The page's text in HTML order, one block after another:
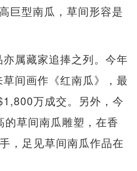
巨型南瓜，草间形容是
属藏家追捧之列。今年
间画作《红南瓜》，最
万成交。另外，今
草间南瓜雕塑，在香
，足见草间南瓜作品在